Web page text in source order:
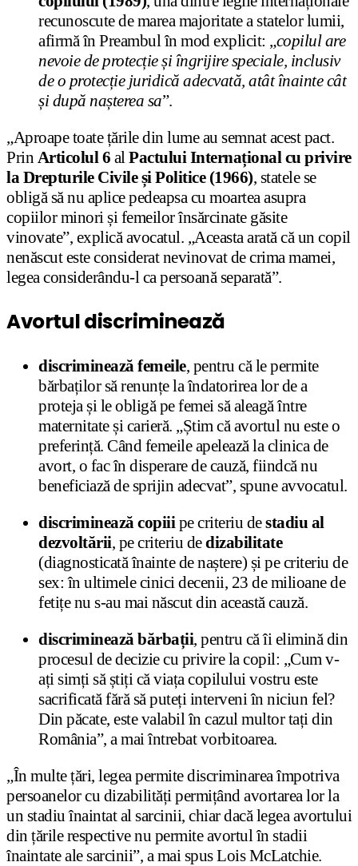
recunoscute de marea majoritate a statelor lumii,
afirmă în Preambul în mod explicit: „copilul are
nevoie de protecție și îngrijire speciale, inclusiv
de o protecție juridică adecvată, atât înainte cât
și după nașterea sa”.
„Aproape toate țările din lume au semnat acest pact.
Prin Articolul 6 al Pactului Internațional cu privire
la Drepturile Civile și Politice (1966), statele se
obligă să nu aplice pedeapsa cu moartea asupra
copiilor minori și femeilor însărcinate găsite
vinovate”, explică avocatul. „Aceasta arată că un copil
nenăscut este considerat nevinovat de crima mamei,
legea considerându-l ca persoană separată”.
Avortul discriminează
discriminează femeile, pentru că le permite
bărbaților să renunțe la îndatorirea lor de a
proteja și le obligă pe femei să aleagă între
maternitate și carieră. „Știm că avortul nu este o
preferință. Când femeile apelează la clinica de
avort, o fac în disperare de cauză, fiindcă nu
beneficiază de sprijin adecvat”, spune avvocatul.
discriminează copiii pe criteriu destadiu al
dezvoltării, pe criteriu dedizabilitate
(diagnosticată înainte de naștere) și pe criteriu de
sex: în ultimele cinici decenii, 23 de milioane de
fetițe nu s-au mai născut din această cauză.
discriminează bărbații, pentru că îi elimină din
procesul de decizie cu privire la copil: „Cum v-
ați simți să știți că viața copilului vostru este
sacrificată fără să puteți interveni în niciun fel?
Din păcate, este valabil în cazul multor tați din
România”, a mai întrebat vorbitoarea.
„În multe țări, legea permite discriminarea împotriva
persoanelor cu dizabilități permițând avortarea lor la
un stadiu înaintat al sarcinii, chiar dacă legea avortului
din țările respective nu permite avortul în stadii
înaintate ale sarcinii”, a mai spus Lois McLatchie.